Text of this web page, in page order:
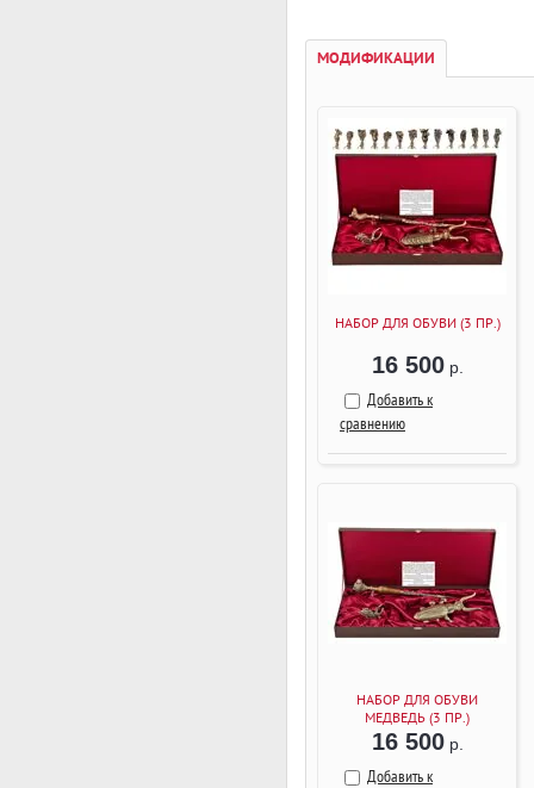
МОДИФИКАЦИИ
НАБОР ДЛЯ ОБУВИ (3 ПР.)
16 500р.
Добавить к
сравнению
НАБОР ДЛЯ ОБУВИ
МЕДВЕДЬ (3 ПР.)
16 500р.
Добавить к